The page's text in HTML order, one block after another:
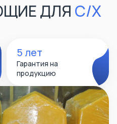
конструкции
ДЛЯ С/Х
5 лет
Гарантия на
продукцию